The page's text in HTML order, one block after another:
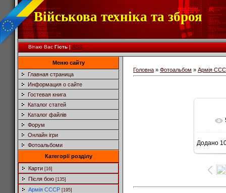
Військова техніка та зброя
Вітаю Вас Гість|RSS
Меню сайту
Главная страница
Информация о сайте
Гостевая книга
Каталог статей
Каталог файлів
Форум
Онлайн ігри
Фотоальбоми
Категорії розділу
Карти [16]
Після бою [135]
Армія СССР [195]
Головна » Фотоальбом » Армія
Додано